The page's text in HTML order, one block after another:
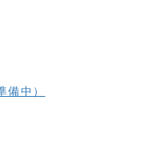
備中）